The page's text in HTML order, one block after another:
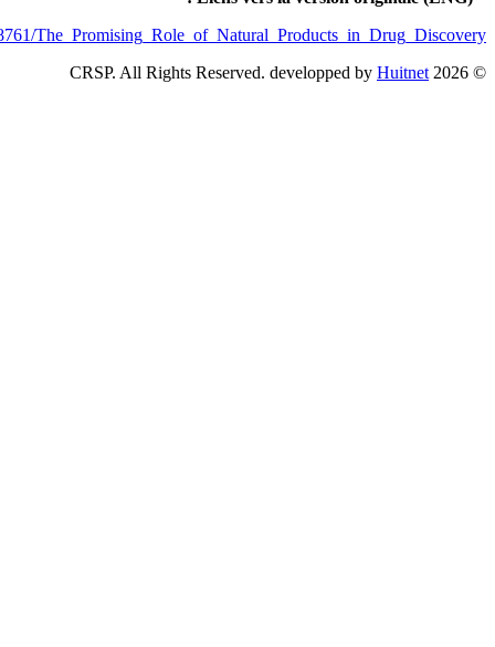
https://www.academia.edu/47758761/